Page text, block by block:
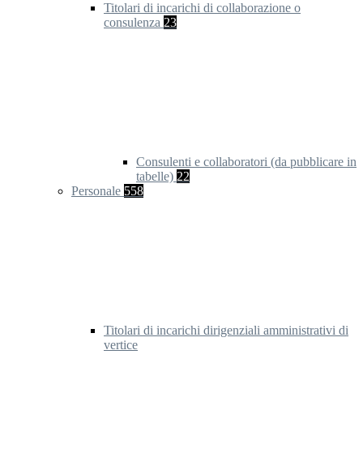
Titolari di incarichi di collaborazione o
consulenza 23
Consulenti e collaboratori (da pubblicare in
tabelle) 22
Personale 558
Titolari di incarichi dirigenziali amministrativi di
vertice